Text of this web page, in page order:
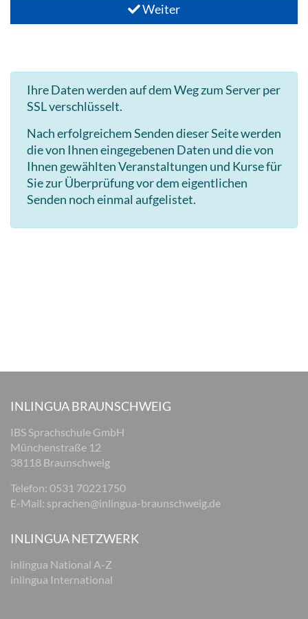
Weiter
Ihre Daten werden auf dem Weg zum Server per
SSL verschlüsselt.
Nach erfolgreichem Senden dieser Seite werden
die von Ihnen eingegebenen Daten und die von
Ihnen gewählten Veranstaltungen und Kurse für
Sie zur Überprüfung vor dem eigentlichen
Senden noch einmal aufgelistet.
INLINGUA BRAUNSCHWEIG
IBS Sprachschule GmbH
Münchenstraße 12
38118 Braunschweig
Telefon: 0531 70221750
E-Mail: sprachen@inlingua-braunschweig.de
INLINGUA NETZWERK
inlingua National A-Z
inlingua International